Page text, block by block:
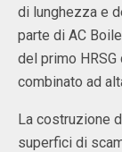
di lunghezza e
parte di AC
del primo
combinato ad
La costruzione
superfici di